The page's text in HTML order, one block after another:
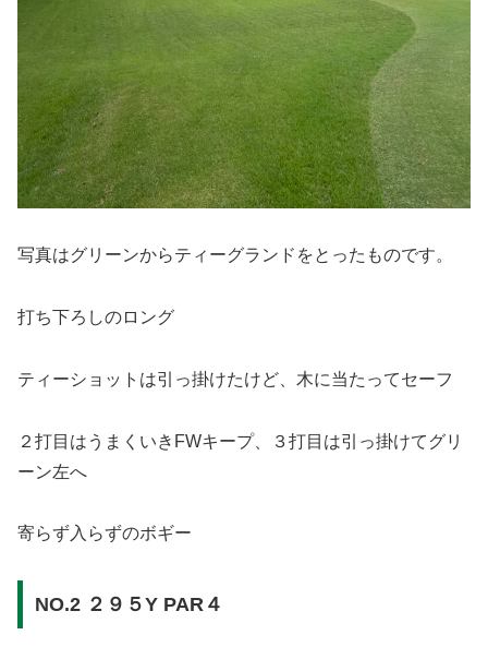
写真はグリーンからティーグランドをとったものです。
打ち下ろしのロング
ティーショットは引っ掛けたけど、木に当たってセーフ
２打目はうまくいきFWキープ、３打目は引っ掛けてグリ
ーン左へ
寄らず入らずのボギー
NO.2 ２９５Y PAR４